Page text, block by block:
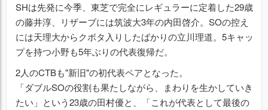
SHは先発に今季、東芝で完全にレギュラーに定着した29歳
の藤井淳、リザーブには筑波大3年の内田啓介。SOの控え
には天理大からクボタ入りしたばかりの立川理道。5キャッ
プを持つ小野も5年ぶりの代表復帰だ。
2人のCTBも"新旧"の初代表ペアとなった。
「ダブルSOの役割も果たしながら、まわりを生かしていき
たい」という23歳の田村優と、「これが代表として最後の